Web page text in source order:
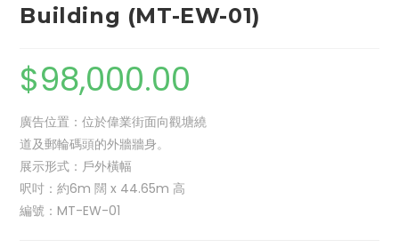
Building (MT-EW-01)
$98,000.00
廣告位置：位於偉業街面向觀塘繞
道及郵輪碼頭的外牆牆身。
展示形式：戶外橫幅
呎吋：約6m 闊 x 44.65m 高
編號：MT-EW-01